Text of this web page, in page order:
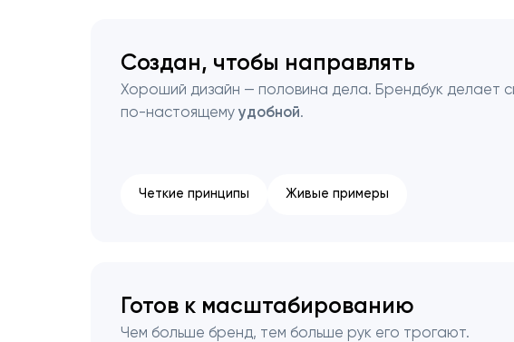
Создан, чтобы направлять
Хороший дизайн — половина дела. Брендбук делает
по-настоящему удобной.
Четкие принципы Живые примеры
Готов к масштабированию
Чем больше бренд, тем больше рук его трогают.